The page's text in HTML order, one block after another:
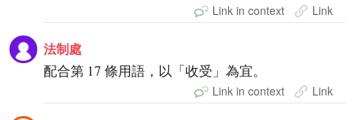
Link in context Link
法制處
配合第 17 條用語，以「收受」為宜。
Link in context Link